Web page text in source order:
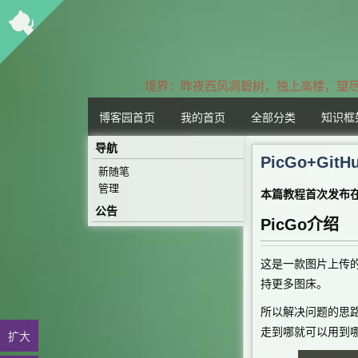
境界：昨夜西风凋碧树，独上高楼，望
博客园首页 我的首页 全部分类 知识框
扩大
本篇教程首次发布
PicGo介绍
这是一款图片上传
持更多图床。
所以解决问题的思
走到哪就可以用到
导航
新随笔
管理
公告